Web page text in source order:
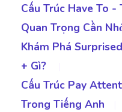
Cấu Trúc Have To -
Quan Trọng Cần
Khám Phá
+ Gì?
Cấu Trúc Pay
Trong Tiếng Anh